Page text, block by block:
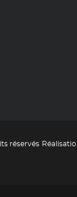
réservés